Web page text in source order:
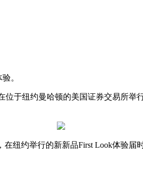
。
位于纽约曼哈顿的美国证券交易所
纽约举行的新新品First Look体验届